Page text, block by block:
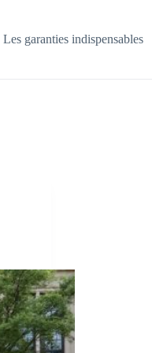
Les garanties indispensables